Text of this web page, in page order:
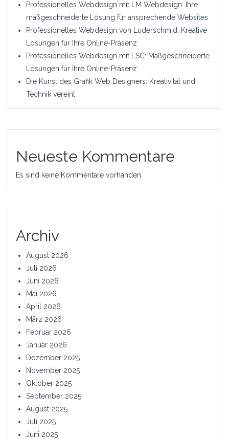
Professionelles Webdesign mit LM Webdesign: Ihre
maßgeschneiderte Lösung für ansprechende Websites
Professionelles Webdesign von Luderschmid: Kreative
Lösungen für Ihre Online-Präsenz
Professionelles Webdesign mit LSC: Maßgeschneiderte
Lösungen für Ihre Online-Präsenz
Die Kunst des Grafik Web Designers: Kreativität und
Technik vereint
Neueste Kommentare
Es sind keine Kommentare vorhanden.
Archiv
August 2026
Juli 2026
Juni 2026
Mai 2026
April 2026
März 2026
Februar 2026
Januar 2026
Dezember 2025
November 2025
Oktober 2025
September 2025
August 2025
Juli 2025
Juni 2025